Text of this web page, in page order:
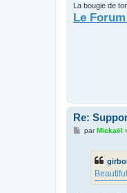
La bougie de
Le
Re:
MparMickaël